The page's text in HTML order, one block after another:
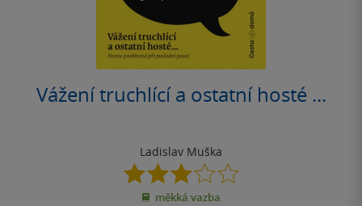
Vážení truchlící a ostatní hosté ...
Ladislav Muška
3.0
z
5
měkká vazba